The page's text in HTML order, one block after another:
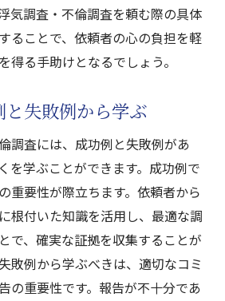
気調査・不倫調査を頼む際の具体
ることで、依頼者の心の負担を軽
得る手助けとなるでしょう。
失敗例から学ぶ
調査には、成功例と失敗例があ
を学ぶことができます。成功例で
重要性が際立ちます。依頼者から
根付いた知識を活用し、最適な調
で、確実な証拠を収集することが
敗例から学ぶべきは、適切なコミ
の重要性です。報告が不十分であ